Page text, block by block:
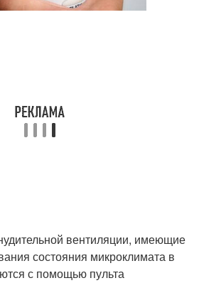
вентиляции, имеющие
состояния микроклимата в
с помощью пульта